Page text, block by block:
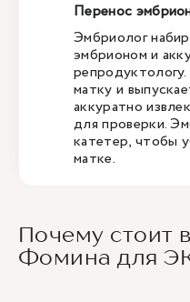
Перенос
Эмбриолог
эмбрионом и
матку и
аккуратно
для проверки.
катетер, чтобы
матке.
Почему стоит
Фомина для